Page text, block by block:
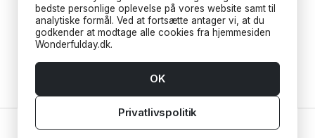
Planlæg dit arrangement farten, og lad
dine gæster dele billeder i et fælles
fotoalbum.
Download appen
bedste personlige oplevelse på vores website samt til
analytiske formål. Ved at fortsætte antager vi, at du
godkender at modtage alle cookies fra hjemmesiden
Wonderfulday.dk.
Privatlivspolitik
OK